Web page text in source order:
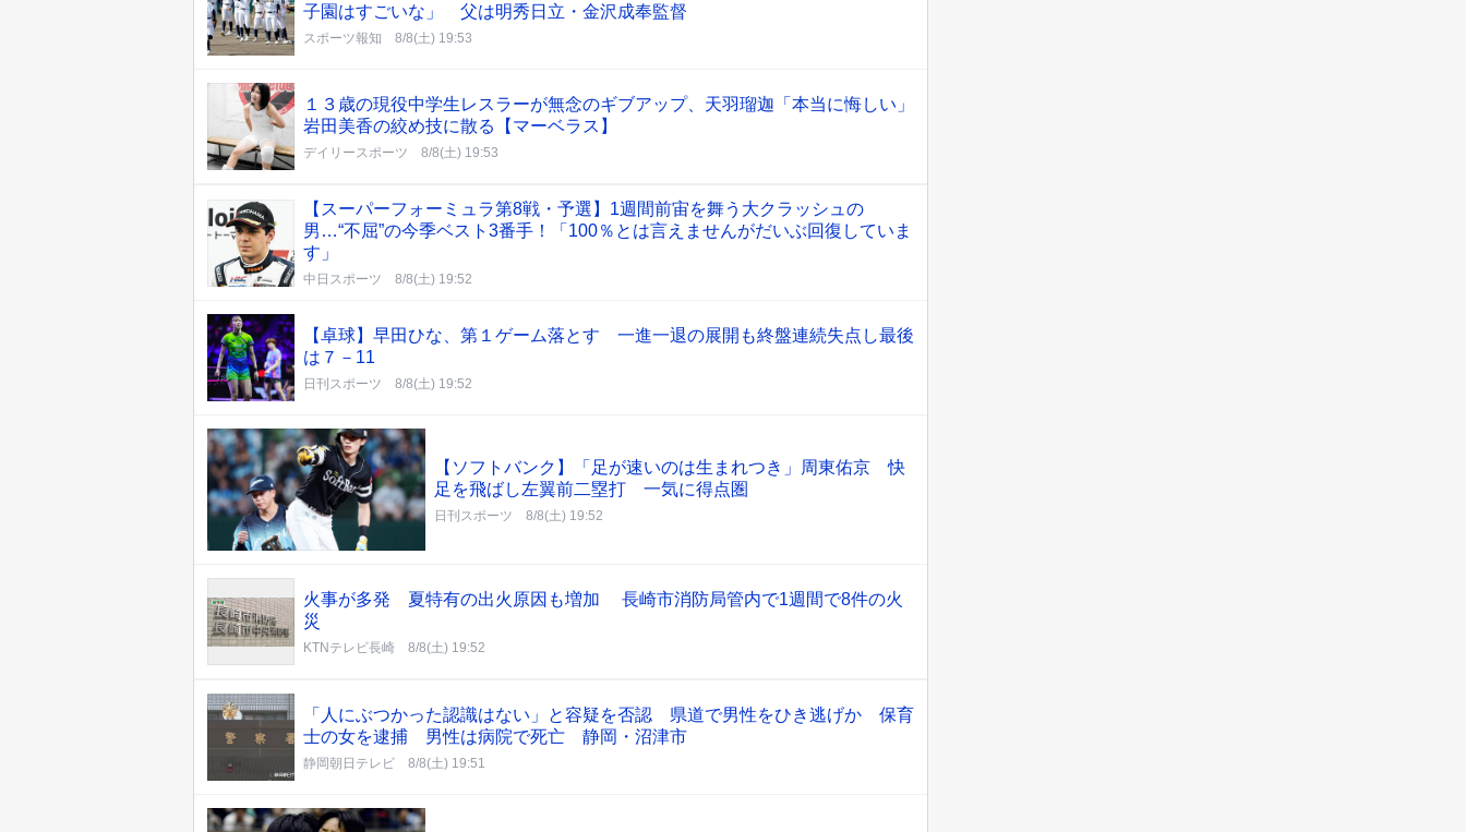
子園はすごいな」 父は明秀日立・金沢成奉監督
スポーツ報知 8/8(土) 19:53
１３歳の現役中学生レスラーが無念のギブアップ、天羽瑠迦「本当に悔しい」
岩田美香の絞め技に散る【マーベラス】
デイリースポーツ 8/8(土) 19:53
【スーパーフォーミュラ第8戦・予選】1週間前宙を舞う大クラッシュの
男…“不屈”の今季ベスト3番手！「100％とは言えませんがだいぶ回復していま
す」
中日スポーツ 8/8(土) 19:52
【卓球】早田ひな、第１ゲーム落とす 一進一退の展開も終盤連続失点し最後
は７－11
日刊スポーツ 8/8(土) 19:52
【ソフトバンク】「足が速いのは生まれつき」周東佑京 快
足を飛ばし左翼前二塁打 一気に得点圏
日刊スポーツ 8/8(土) 19:52
火事が多発 夏特有の出火原因も増加 長崎市消防局管内で1週間で8件の火
災
KTNテレビ長崎 8/8(土) 19:52
「人にぶつかった認識はない」と容疑を否認 県道で男性をひき逃げか 保育
士の女を逮捕 男性は病院で死亡 静岡・沼津市
静岡朝日テレビ 8/8(土) 19:51